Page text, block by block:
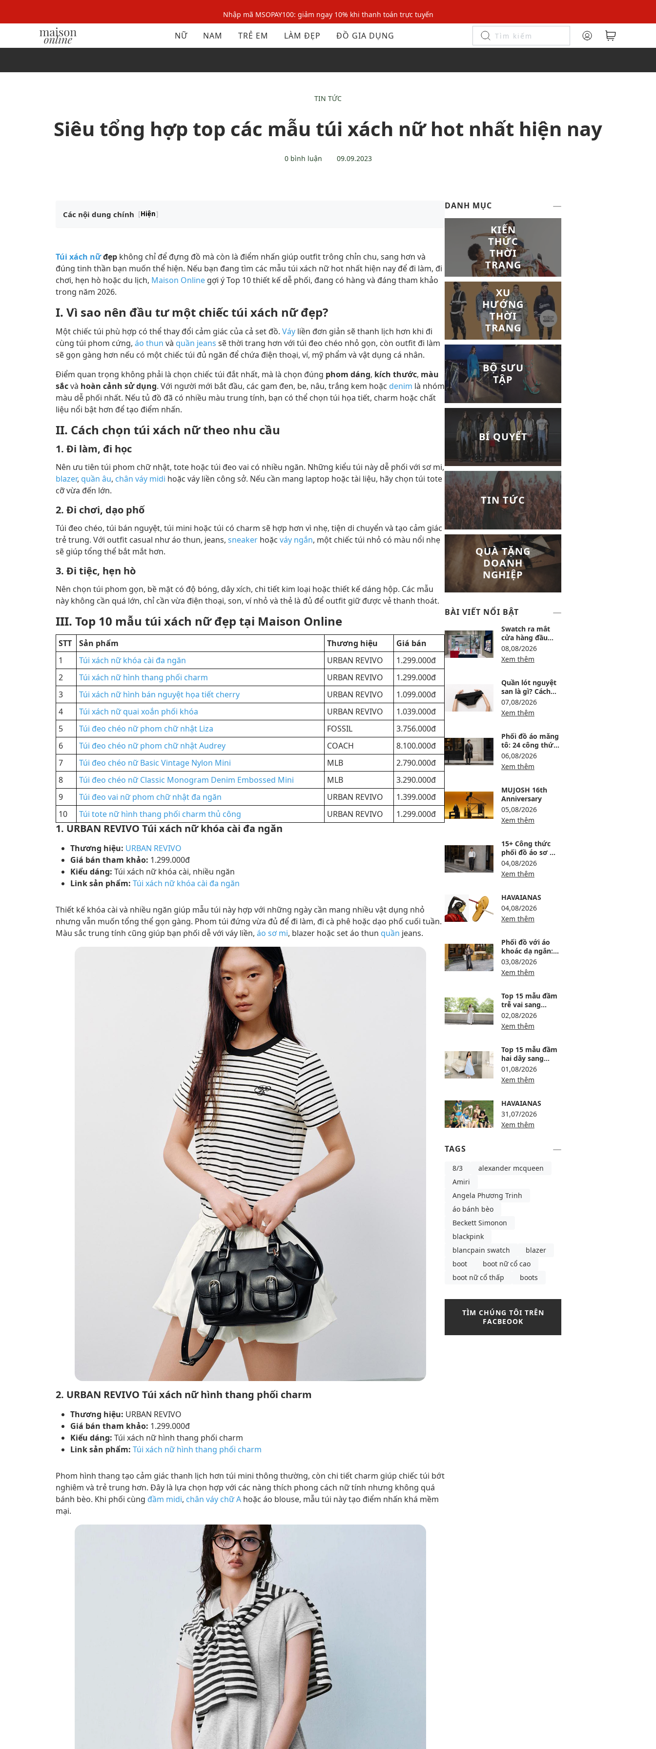
Nhập mã MSOPAY100: giảm ngay 10% khi thanh toán trực tuyến
Nhập mã: MSOXINCHAO - Giảm 10% đơn đầu cho thành viên mới!
Nhập mã MSOPAY100: giảm ngay 10% khi thanh toán trực tuyến
NỮ NAM TRẺ EM LÀM ĐẸP ĐỒ GIA DỤNG
TIN TỨC
Siêu tổng hợp top các mẫu túi xách nữ hot nhất hiện nay
0 bình luận 09.09.2023
Các nội dung chính [Hiện]
Túi xách nữđẹp không chỉ để đựng đồ mà còn là điểm nhấn giúp outfit trông chỉn chu, sang hơn và
đúng tinh thần bạn muốn thể hiện. Nếu bạn đang tìm các mẫu túi xách nữ hot nhất hiện nay để đi làm, đi
chơi, hẹn hò hoặc du lịch, Maison Online gợi ý Top 10 thiết kế dễ phối, đang có hàng và đáng tham khảo
trong năm 2026.
I. Vì sao nên đầu tư một chiếc túi xách nữ đẹp?
Một chiếc túi phù hợp có thể thay đổi cảm giác của cả set đồ. Váy liền đơn giản sẽ thanh lịch hơn khi đi
cùng túi phom cứng, áo thun và quần jeans sẽ thời trang hơn với túi đeo chéo nhỏ gọn, còn outfit đi làm
sẽ gọn gàng hơn nếu có một chiếc túi đủ ngăn để chứa điện thoại, ví, mỹ phẩm và vật dụng cá nhân.
Điểm quan trọng không phải là chọn chiếc túi đắt nhất, mà là chọn đúng phom dáng, kích thước, màu
sắcvà hoàn cảnh sử dụng. Với người mới bắt đầu, các gam đen, be, nâu, trắng kem hoặc denim là nhóm
màu dễ phối nhất. Nếu tủ đồ đã có nhiều màu trung tính, bạn có thể chọn túi họa tiết, charm hoặc chất
liệu nổi bật hơn để tạo điểm nhấn.
II. Cách chọn túi xách nữ theo nhu cầu
1. Đi làm, đi học
Nên ưu tiên túi phom chữ nhật, tote hoặc túi đeo vai có nhiều ngăn. Những kiểu túi này dễ phối với sơ mi,
blazer, quần âu, chân váy midi hoặc váy liền công sở. Nếu cần mang laptop hoặc tài liệu, hãy chọn túi tote
cỡ vừa đến lớn.
2. Đi chơi, dạo phố
Túi đeo chéo, túi bán nguyệt, túi mini hoặc túi có charm sẽ hợp hơn vì nhẹ, tiện di chuyển và tạo cảm giác
trẻ trung. Với outfit casual như áo thun, jeans, sneaker hoặc váy ngắn, một chiếc túi nhỏ có màu nổi nhẹ
sẽ giúp tổng thể bắt mắt hơn.
3. Đi tiệc, hẹn hò
Nên chọn túi phom gọn, bề mặt có độ bóng, dây xích, chi tiết kim loại hoặc thiết kế dáng hộp. Các mẫu
này không cần quá lớn, chỉ cần vừa điện thoại, son, ví nhỏ và thẻ là đủ để outfit giữ được vẻ thanh thoát.
III. Top 10 mẫu túi xách nữ đẹp tại Maison Online
STT Sản phẩm Thương hiệu
Giá bán
1
Túi xách nữ khóa cài đa ngăn URBAN REVIVO
1.299.000đ
2
Túi xách nữ hình thang phối charm URBAN REVIVO
1.299.000đ
3
Túi xách nữ hình bán nguyệt họa tiết cherry URBAN REVIVO
1.099.000đ
4
Túi xách nữ quai xoắn phối khóa URBAN REVIVO
1.039.000đ
5
Túi đeo chéo nữ phom chữ nhật Liza FOSSIL
3.756.000đ
6
Túi đeo chéo nữ phom chữ nhật Audrey COACH
8.100.000đ
7
Túi đeo chéo nữ Basic Vintage Nylon Mini MLB
2.790.000đ
8
Túi đeo chéo nữ Classic Monogram Denim Embossed Mini MLB
3.290.000đ
9
Túi đeo vai nữ phom chữ nhật đa ngăn URBAN REVIVO
1.399.000đ
10
Túi tote nữ hình thang phối charm thủ công URBAN REVIVO 1.299.000đ
1. URBAN REVIVO Túi xách nữ khóa cài đa ngăn
Thương hiệu: URBAN REVIVO
Giá bán tham khảo: 1.299.000đ
Kiểu dáng: Túi xách nữ khóa cài, nhiều ngăn
Link sản phẩm: Túi xách nữ khóa cài đa ngăn
Thiết kế khóa cài và nhiều ngăn giúp mẫu túi này hợp với những ngày cần mang nhiều vật dụng nhỏ
nhưng vẫn muốn tổng thể gọn gàng. Phom túi đứng vừa đủ để đi làm, đi cà phê hoặc dạo phố cuối tuần.
Màu sắc trung tính cũng giúp bạn phối dễ với váy liền, áo sơ mi, blazer hoặc set áo thun quần jeans.
2. URBAN REVIVO Túi xách nữ hình thang phối charm
Thương hiệu: URBAN REVIVO
Giá bán tham khảo: 1.299.000đ
Kiểu dáng: Túi xách nữ hình thang phối charm
Link sản phẩm: Túi xách nữ hình thang phối charm
Phom hình thang tạo cảm giác thanh lịch hơn túi mini thông thường, còn chi tiết charm giúp chiếc túi bớt
nghiêm và trẻ trung hơn. Đây là lựa chọn hợp với các nàng thích phong cách nữ tính nhưng không quá
bánh bèo. Khi phối cùng đầm midi, chân váy chữ A hoặc áo blouse, mẫu túi này tạo điểm nhấn khá mềm
mại.
DANH MỤC
KIẾN
THỨC
THỜI
TRANG
XU
HƯỚNG
THỜI
TRANG
BỘ SƯU
TẬP
BÍ QUYẾT
TIN TỨC
QUÀ TẶNG
DOANH
NGHIỆP
BÀI VIẾT NỔI BẬT
Swatch ra mắt
cửa hàng đầu
tiên tại Lotte Mall
Tây Hồ
08,08/2026
Xem thêm
Quần lót nguyệt
san là gì? Cách
dùng, ưu nhược
điểm và lưu ý khi
chọn
07,08/2026
Xem thêm
Phối đồ áo măng
tô: 24 công thức
sang, ấm và
không bị nuốt
dáng
06,08/2026
Xem thêm
MUJOSH 16th
Anniversary
05,08/2026
Xem thêm
15+ Công thức
phối đồ áo sơ mi
trắng nam lịch
lãm, trẻ và dễ
mặc
04,08/2026
Xem thêm
HAVAIANAS
04,08/2026
Xem thêm
Phối đồ với áo
khoác dạ ngắn:
12 công thức ấm,
gọn và sang
03,08/2026
Xem thêm
Top 15 mẫu đầm
trễ vai sang
trọng, dự tiệc
thanh lịch
02,08/2026
Xem thêm
Top 15 mẫu đầm
hai dây sang
trọng, thanh lịch
01,08/2026
Xem thêm
HAVAIANAS
31,07/2026
Xem thêm
TAGS
8/3
alexander mcqueen
Amiri
Angela Phương Trinh
áo bánh bèo
Beckett Simonon
blackpink
blancpain swatch
blazer
boot
boot nữ cổ cao
boot nữ cổ thấp
boots
TÌM CHÚNG TÔI TRÊN
FACBEOOK